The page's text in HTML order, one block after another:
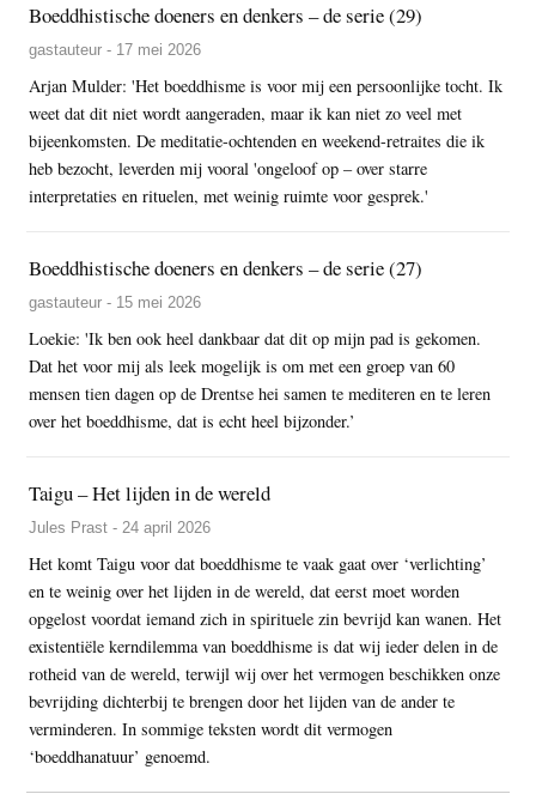
Boeddhistische doeners en denkers – de serie (29)
gastauteur - 17 mei 2026
Arjan Mulder: 'Het boeddhisme is voor mij een persoonlijke tocht. Ik
weet dat dit niet wordt aangeraden, maar ik kan niet zo veel met
bijeenkomsten. De meditatie-ochtenden en weekend-retraites die ik
heb bezocht, leverden mij vooral 'ongeloof op – over starre
interpretaties en rituelen, met weinig ruimte voor gesprek.'
Boeddhistische doeners en denkers – de serie (27)
gastauteur - 15 mei 2026
Loekie: 'Ik ben ook heel dankbaar dat dit op mijn pad is gekomen.
Dat het voor mij als leek mogelijk is om met een groep van 60
mensen tien dagen op de Drentse hei samen te mediteren en te leren
over het boeddhisme, dat is echt heel bijzonder.’
Taigu – Het lijden in de wereld
Jules Prast - 24 april 2026
Het komt Taigu voor dat boeddhisme te vaak gaat over ‘verlichting’
en te weinig over het lijden in de wereld, dat eerst moet worden
opgelost voordat iemand zich in spirituele zin bevrijd kan wanen. Het
existentiële kerndilemma van boeddhisme is dat wij ieder delen in de
rotheid van de wereld, terwijl wij over het vermogen beschikken onze
bevrijding dichterbij te brengen door het lijden van de ander te
verminderen. In sommige teksten wordt dit vermogen
‘boeddhanatuur’ genoemd.